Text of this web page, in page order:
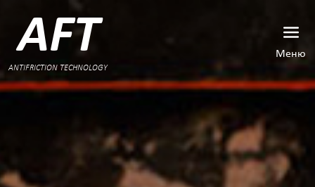
AFT
ANTIFRICTION TECHNOLOGY
Меню